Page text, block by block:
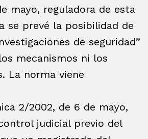
mayo, reguladora de esta
se prevé la posibilidad de
de seguridad”
mecanismos ni los
La norma viene
2/2002, de 6 de mayo,
judicial previo del